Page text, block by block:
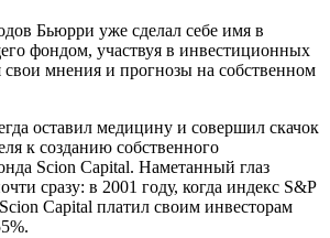
Бьюрри уже сделал себе имя в
фондом, участвуя в инвестиционных
мнения и прогнозы на собственном
оставил медицину и совершил скачок
к созданию собственного
Scion Capital. Наметанный глаз
сразу: в 2001 году, когда индекс S&P
Capital платил своим инвесторам